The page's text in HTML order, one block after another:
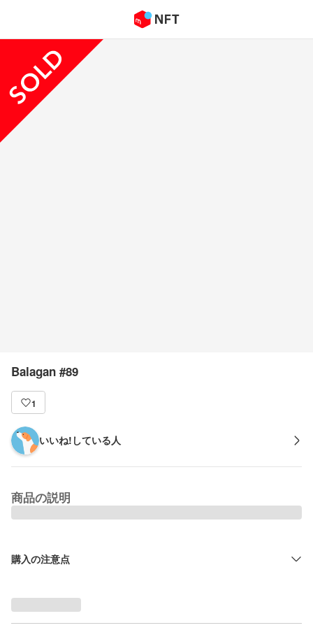
Balagan #89
1
いいね!している人
商品の説明
購入の注意点